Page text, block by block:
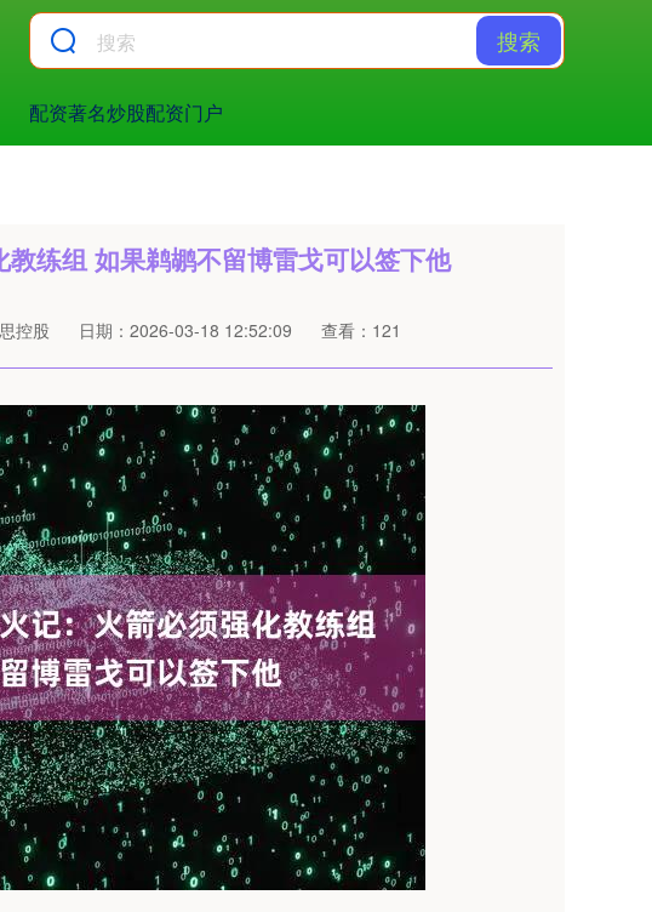
搜索
配资著名炒股配资门户
练组 如果鹈鹕不留博雷戈可以签下他
控股 日期：2026-03-18 12:52:09 查看：121